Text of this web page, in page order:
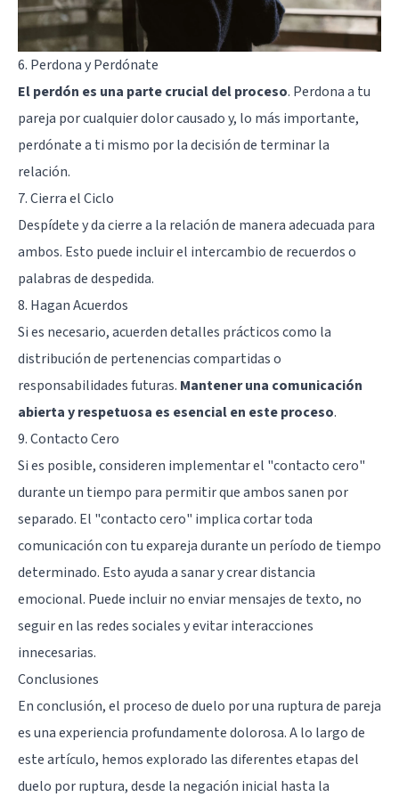
6. Perdona y Perdónate
El perdón es una parte crucial del proceso. Perdona a tu
pareja por cualquier dolor causado y, lo más importante,
perdónate a ti mismo por la decisión de terminar la
relación.
7. Cierra el Ciclo
Despídete y da cierre a la relación de manera adecuada para
ambos. Esto puede incluir el intercambio de recuerdos o
palabras de despedida.
8. Hagan Acuerdos
Si es necesario, acuerden detalles prácticos como la
distribución de pertenencias compartidas o
responsabilidades futuras. Mantener una comunicación
abierta y respetuosa es esencial en este proceso.
9. Contacto Cero
Si es posible, consideren implementar el "contacto cero"
durante un tiempo para permitir que ambos sanen por
separado. El "contacto cero" implica cortar toda
comunicación con tu expareja durante un período de tiempo
determinado. Esto ayuda a sanar y crear distancia
emocional. Puede incluir no enviar mensajes de texto, no
seguir en las redes sociales y evitar interacciones
innecesarias.
Conclusiones
En conclusión, el proceso de duelo por una ruptura de pareja
es una experiencia profundamente dolorosa. A lo largo de
este artículo, hemos explorado las diferentes etapas del
duelo por ruptura, desde la negación inicial hasta la